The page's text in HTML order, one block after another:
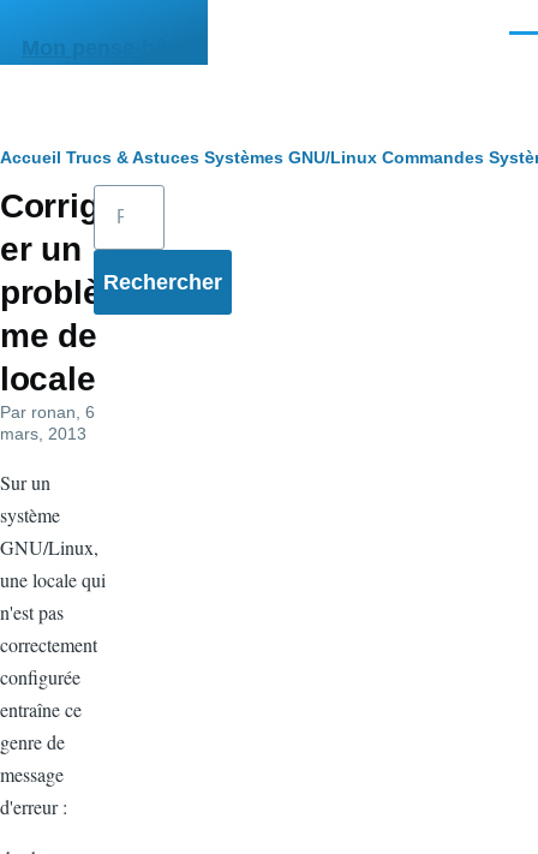
Mon pense-bête
Fil
d'Ariane
Accueil Trucs & Astuces Systèmes GNU/Linux Commandes
Corrig
er un
problè
me de
locale
Par ronan , 6
mars, 2013
Sur un
système
GNU/Linux,
une locale qui
n'est pas
correctement
configurée
entraîne ce
genre de
message
d'erreur :
Rechercher